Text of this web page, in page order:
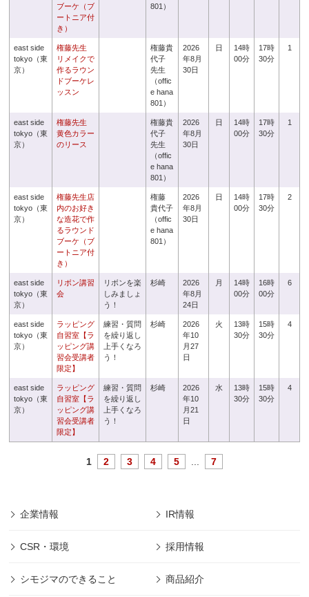
ブーケ（ブ
ートニア付
き）
801）
east side
tokyo（東
京）
権藤先生
リメイクで
作るラウン
ドブーケレ
ッスン
権藤貴
代子
先生
（offic
e hana
801）
2026
年8月
30日
日
14時
00分
17時
30分
1
east side
tokyo（東
京）
権藤先生
黄色カラー
のリース
権藤貴
代子
先生
（offic
e hana
801）
2026
年8月
30日
日
14時
00分
17時
30分
1
east side
tokyo（東
京）
権藤先生店
内のお好き
な造花で作
るラウンド
ブーケ（ブ
ートニア付
き）
権藤
貴代子
（offic
e hana
801）
2026
年8月
30日
日
14時
00分
17時
30分
2
east side
tokyo（東
京）
リボン講習
会
リボンを楽
しみましょ
う！
杉崎
2026
年8月
24日
月
14時
00分
16時
00分
6
east side
tokyo（東
京）
ラッピング
自習室【ラ
ッピング講
習会受講者
限定】
練習・質問
を繰り返し
上手くなろ
う！
杉崎
2026
年10
月27
日
火
13時
30分
15時
30分
4
east side
tokyo（東
京）
ラッピング
自習室【ラ
ッピング講
習会受講者
限定】
練習・質問
を繰り返し
上手くなろ
う！
杉崎
2026
年10
月21
日
水
13時
30分
15時
30分
4
1 2 3 4 5 7
企業情報 IR情報
CSR・環境 採用情報
シモジマのできること 商品紹介